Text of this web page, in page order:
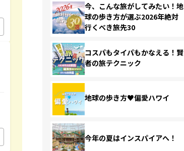
今、こんな旅がしてみたい！地
球の歩き方が選ぶ2026年絶対
行くべき旅先30
コスパもタイパもかなえる！賢
者の旅テクニック
地球の歩き方♥偏愛ハワイ
今年の夏はインスパイアへ！